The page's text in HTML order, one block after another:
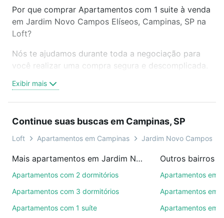
Por que comprar Apartamentos com 1 suite à venda
em Jardim Novo Campos Elíseos, Campinas, SP na
Loft?
Nós te ajudamos durante toda a negociação para
você realizar uma compra segura e descomplicada.
trabalho e do metrô, aqui você vai encontrar a
oferta ideal de Apartamentos com 1 suite à venda
para conquistar seu sonho. Agende uma visita
presencial ou por videochamada, é grátis, sem
mil corretores e imobiliárias te ajudando na compra,
venda ou troca de imóveis.
Como escolher um imóvel?
Use barra de busca no topo para pesquisar por
Exibir mais
Continue suas buscas em Campinas, SP
Loft Apartamentos em Campinas Jardim Novo Campos
Mais apartamentos em Jardim Novo Campos Elíseos
Apartamentos com 2 dormitórios
Apartamentos com 3 dormitórios
Apartamentos com 1 suíte
Outros bairros
Apartamentos em
Apartamentos em
Apartamentos em